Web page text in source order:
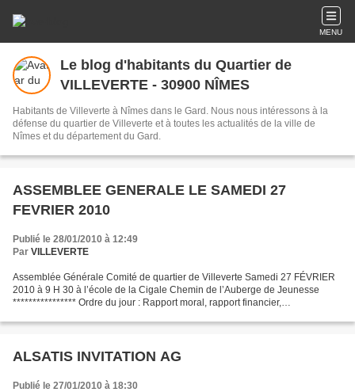
MENU
Le blog d'habitants du Quartier de
VILLEVERTE - 30900 NÎMES
Habitants de Villeverte à Nîmes dans le Gard. Nous nous intéressons à la
défense du quartier de Villeverte et à toutes les actualités de la ville de
Nîmes et du département du Gard.
ASSEMBLEE GENERALE LE SAMEDI 27
FEVRIER 2010
Publié le 28/01/2010 à 12:49
Par VILLEVERTE
Assemblée Générale Comité de quartier de Villeverte Samedi 27 FÉVRIER
2010 à 9 H 30 à l’école de la Cigale Chemin de l’Auberge de Jeunesse
**************** Ordre du jour : Rapport moral, rapport financier,
ALSATIS INVITATION AG
Publié le 27/01/2010 à 18:30